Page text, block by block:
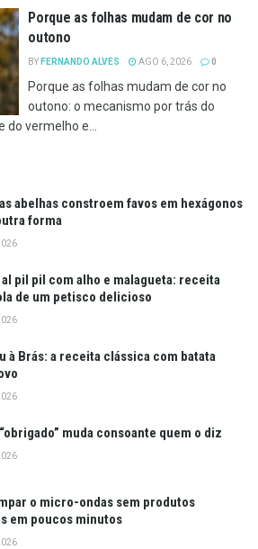
Porque as folhas mudam de cor no
outono
BY FERNANDO ALVES AGO 6, 2026 0
Porque as folhas mudam de cor no
outono: o mecanismo por trás do
vermelho e...
abelhas constroem favos em hexágonos
forma
al pil pil com alho e malagueta: receita
de um petisco delicioso
à Brás: a receita clássica com batata
muda consoante quem o diz
o micro-ondas sem produtos
em poucos minutos